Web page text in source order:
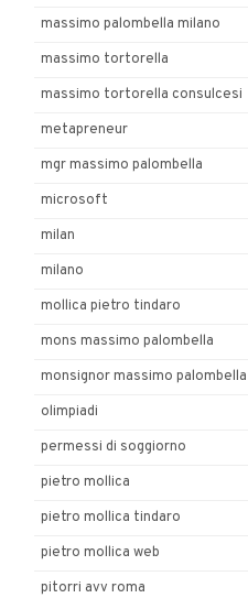
massimo palombella milano
massimo tortorella
massimo tortorella consulcesi
metapreneur
mgr massimo palombella
microsoft
milan
milano
mollica pietro tindaro
mons massimo palombella
monsignor massimo palombella
olimpiadi
permessi di soggiorno
pietro mollica
pietro mollica tindaro
pietro mollica web
pitorri avv roma